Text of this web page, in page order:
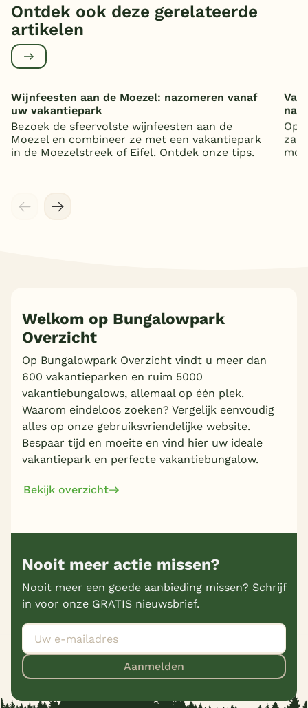
Ontdek ook deze gerelateerde
artikelen
Wijnfeesten aan de Moezel: nazomeren vanaf
uw vakantiepark
Bezoek de sfeervolste wijnfeesten aan de
Moezel en combineer ze met een vakantiepark
in de Moezelstreek of Eifel. Ontdek onze tips.
Op
Welkom op Bungalowpark
Overzicht
Op Bungalowpark Overzicht vindt u meer dan
600 vakantieparken en ruim 5000
vakantiebungalows, allemaal op één plek.
Waarom eindeloos zoeken? Vergelijk eenvoudig
alles op onze gebruiksvriendelijke website.
Bespaar tijd en moeite en vind hier uw ideale
vakantiepark en perfecte vakantiebungalow.
Bekijk overzicht
Nooit meer actie missen?
Nooit meer een goede aanbieding missen? Schrijf
in voor onze GRATIS nieuwsbrief.
Aanmelden